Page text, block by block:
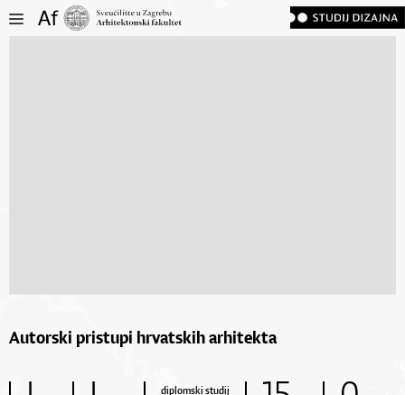
Autorski pristupi hrvatskih arhitekta
diplomski studij